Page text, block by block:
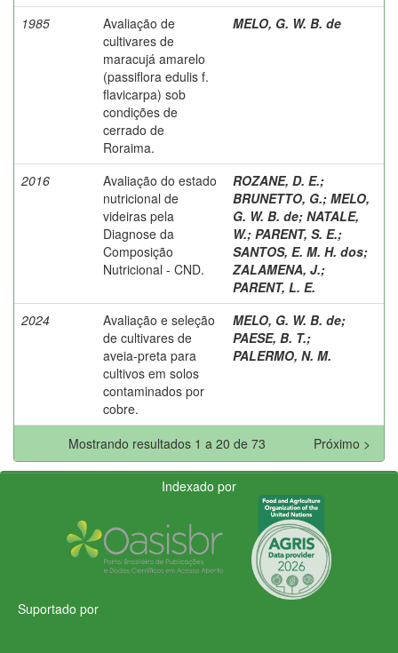
1985
Avaliação de
cultivares de
maracujá amarelo
(passiflora edulis f.
flavicarpa) sob
condições de
cerrado de
Roraima.
MELO, G. W. B. de
2016
Avaliação do estado
nutricional de
videiras pela
Diagnose da
Composição
Nutricional - CND.
ROZANE, D. E.;
BRUNETTO, G.; MELO,
G. W. B. de; NATALE,
W.; PARENT, S. E.;
SANTOS, E. M. H. dos;
ZALAMENA, J.;
PARENT, L. E.
2024
Avaliação e seleção
de cultivares de
aveia-preta para
cultivos em solos
contaminados por
cobre.
MELO, G. W. B. de;
PAESE, B. T.;
PALERMO, N. M.
Mostrando resultados 1 a 20 de 73 Próximo >
Indexado por
Suportado por